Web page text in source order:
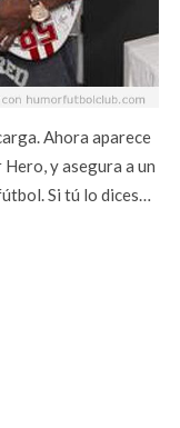
Ahora aparece
y asegura a un
Si tú lo dices…